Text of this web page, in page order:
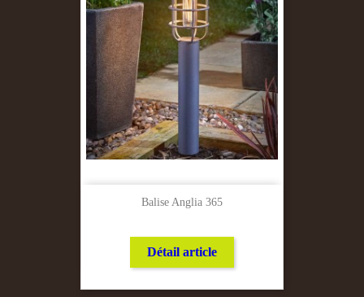
Balise Anglia 365
Détail article